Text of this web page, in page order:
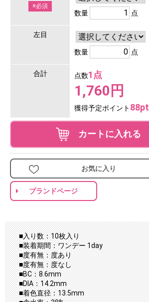
※必須
数量 点
左目
数量 点
合計 点数1点
1,760円
獲得予定ポイント 88pt
カートに入れる
お気に入り
ブランドページ
■入り数：10枚入り
■装着期間：ワンデー 1day
■度有無：度あり
■度有無：度なし
■BC：8.6mm
■DIA：14.2mm
■着色直径：13.5mm